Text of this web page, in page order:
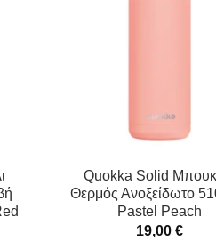
Quokka Solid
Θερμός Ανοξείδωτο
Pastel Peach
19,00€